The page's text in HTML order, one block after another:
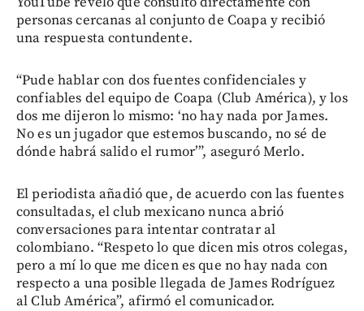
personas cercanas al conjunto de Coapa y recibió
una respuesta contundente.
“Pude hablar con dos fuentes confidenciales y
confiables del equipo de Coapa (Club América), y los
dos me dijeron lo mismo: ‘no hay nada por James.
No es un jugador que estemos buscando, no sé de
dónde habrá salido el rumor’”, aseguró Merlo.
El periodista añadió que, de acuerdo con las fuentes
consultadas, el club mexicano nunca abrió
conversaciones para intentar contratar al
colombiano. “Respeto lo que dicen mis otros colegas,
pero a mí lo que me dicen es que no hay nada con
respecto a una posible llegada de James Rodríguez
al Club América”, afirmó el comunicador.